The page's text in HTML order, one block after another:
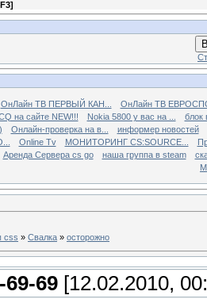
]
ОнЛайн ТВ ПЕРВЫЙ КАН...
ОнЛайн ТВ
на сайте NEW!!! Nokia 5800 у вас на ...
блок
Онлайн-проверка на в...
информер новостей
Online Tv МОНИТОРИНГ CS:SOURCE...
Аренда Сервера cs go наша группа в steam
css » Свалка » осторожно
69-69 [12.02.2010,